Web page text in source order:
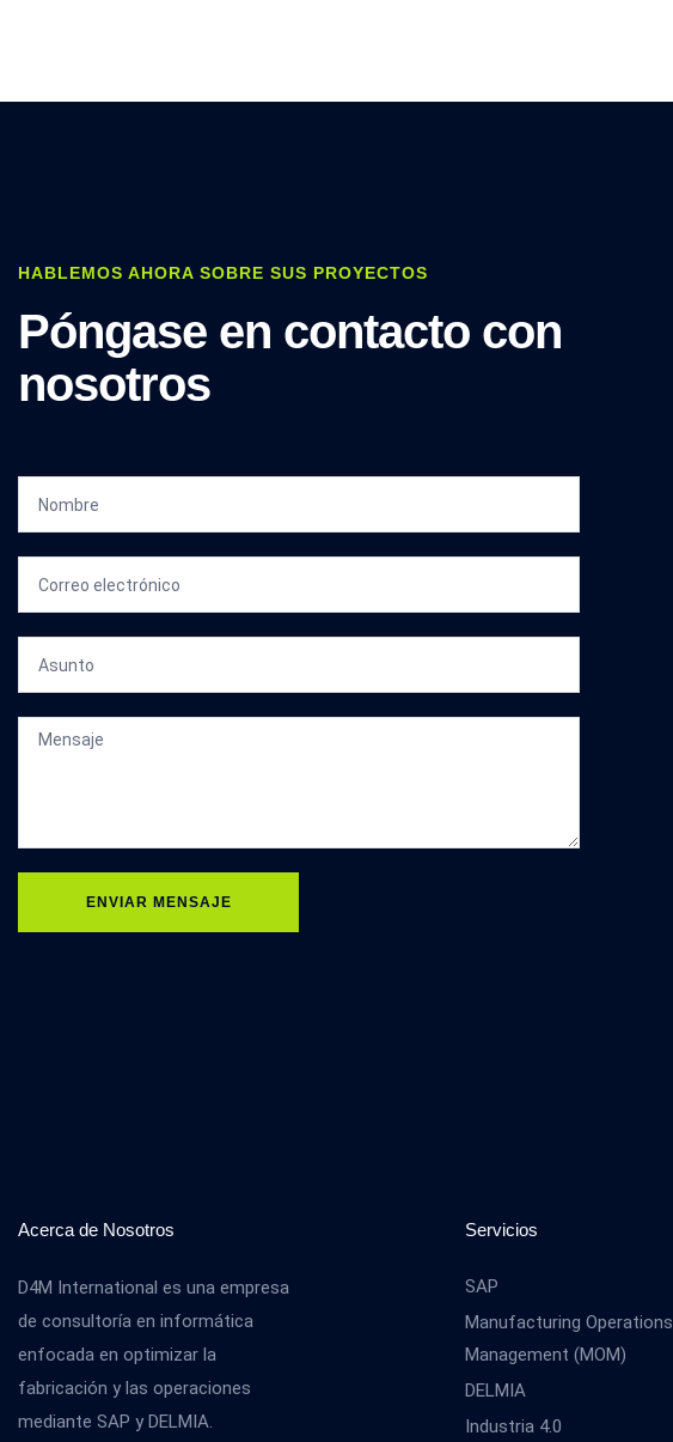
HABLEMOS AHORA SOBRE SUS PROYECTOS
Póngase en contacto con
nosotros
ENVIAR MENSAJE
Acerca de Nosotros
D4M International es una empresa
de consultoría en informática
enfocada en optimizar la
fabricación y las operaciones
mediante SAP y DELMIA.
Servicios
SAP
Manufacturing Operations
Management (MOM)
DELMIA
Industria 4.0